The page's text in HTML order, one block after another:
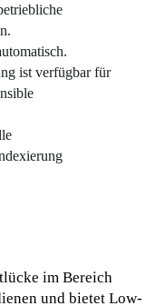
ist verfügbar für
im Bereich
und bietet Low-